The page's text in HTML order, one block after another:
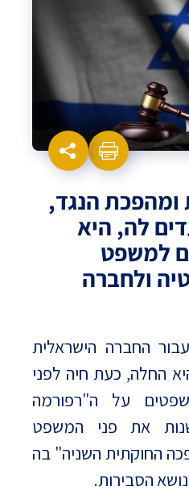
הנגד,
לה, היא
למשפט
ולחברה
החברה הישראלית
החלה, כעת חיה לפני
על ה"רפורמה
את פני המשפט
החוקתית השניה" בה
הסבירות.